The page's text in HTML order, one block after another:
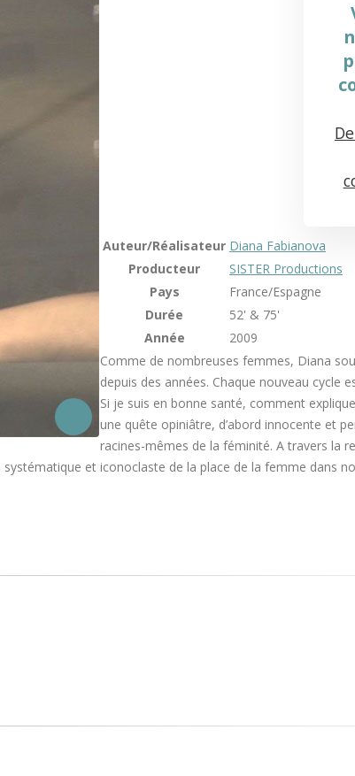
Auteur/Réalisateur Diana Fabianova
Producteur
SISTER Productions
Pays
France/Espagne
Durée
52' & 75'
Année
2009
Comme de nombreuses femmes, Diana
depuis des années. Chaque nouveau cycle
Si je suis en bonne santé, comment
une quête opiniâtre, d’abord innocente et
racines-mêmes de la féminité. A travers la
et iconoclaste de la place de la femme dans